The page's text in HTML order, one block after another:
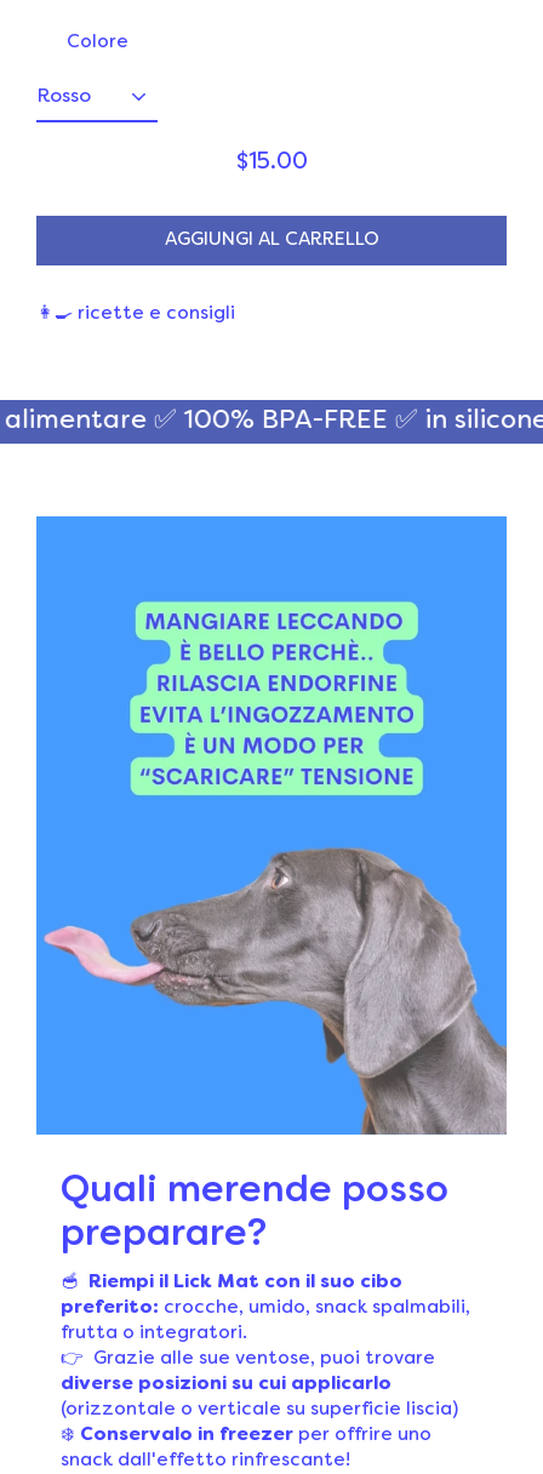
Colore
$15.00
AGGIUNGI AL CARRELLO
👩‍🍳 ricette e consigli
✅ 100% BPA-FREE ✅ in silicone
Quali merende posso
preparare?
🥣
Riempi il Lick Mat con il suo cibo
preferito: crocche, umido, snack spalmabili,
frutta o integratori.
👉 Grazie alle sue ventose, puoi trovare
diverse posizioni su cui applicarlo
(orizzontale o verticale su superficie liscia)
❄️ Conservalo in freezer per offrire uno
snack dall'effetto rinfrescante!